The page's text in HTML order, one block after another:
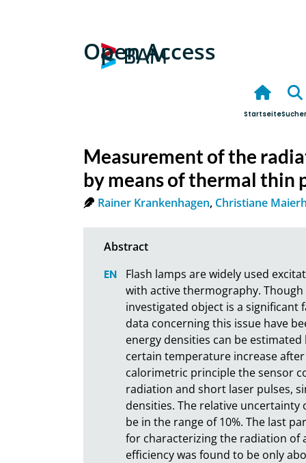
Open Access
Startseite
Measurement of the
by means of thermal thin
Rainer Krankenhagen, Christiane
Flash lamps are widely used
with active thermography.
investigated object is a
data concerning this issue have
energy densities can be
certain temperature increase
calorimetric principle the sensor
radiation and short laser pulses,
densities. The relative
be in the range of 10%. The last
for characterizing the radiation of
efficiency was found to be only